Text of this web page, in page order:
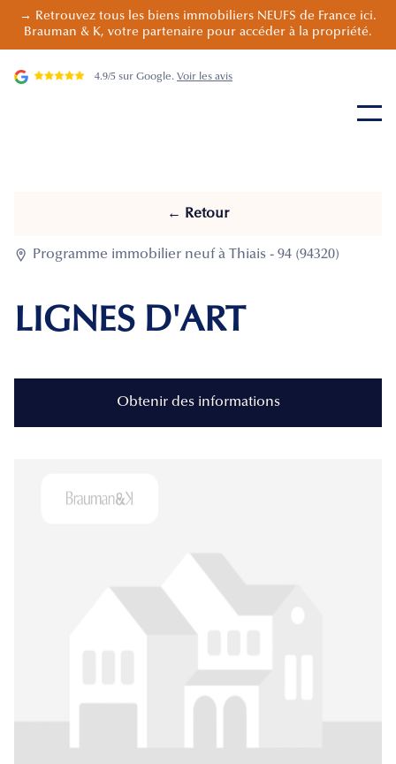
→ Retrouvez tous les biens immobiliers NEUFS de France ici.
Brauman & K, votre partenaire pour accéder à la propriété.
4.9/5 sur Google. Voir les avis
← Retour
 Programme immobilier neuf à Thiais - 94 (94320)
LIGNES D'ART
Obtenir des informations